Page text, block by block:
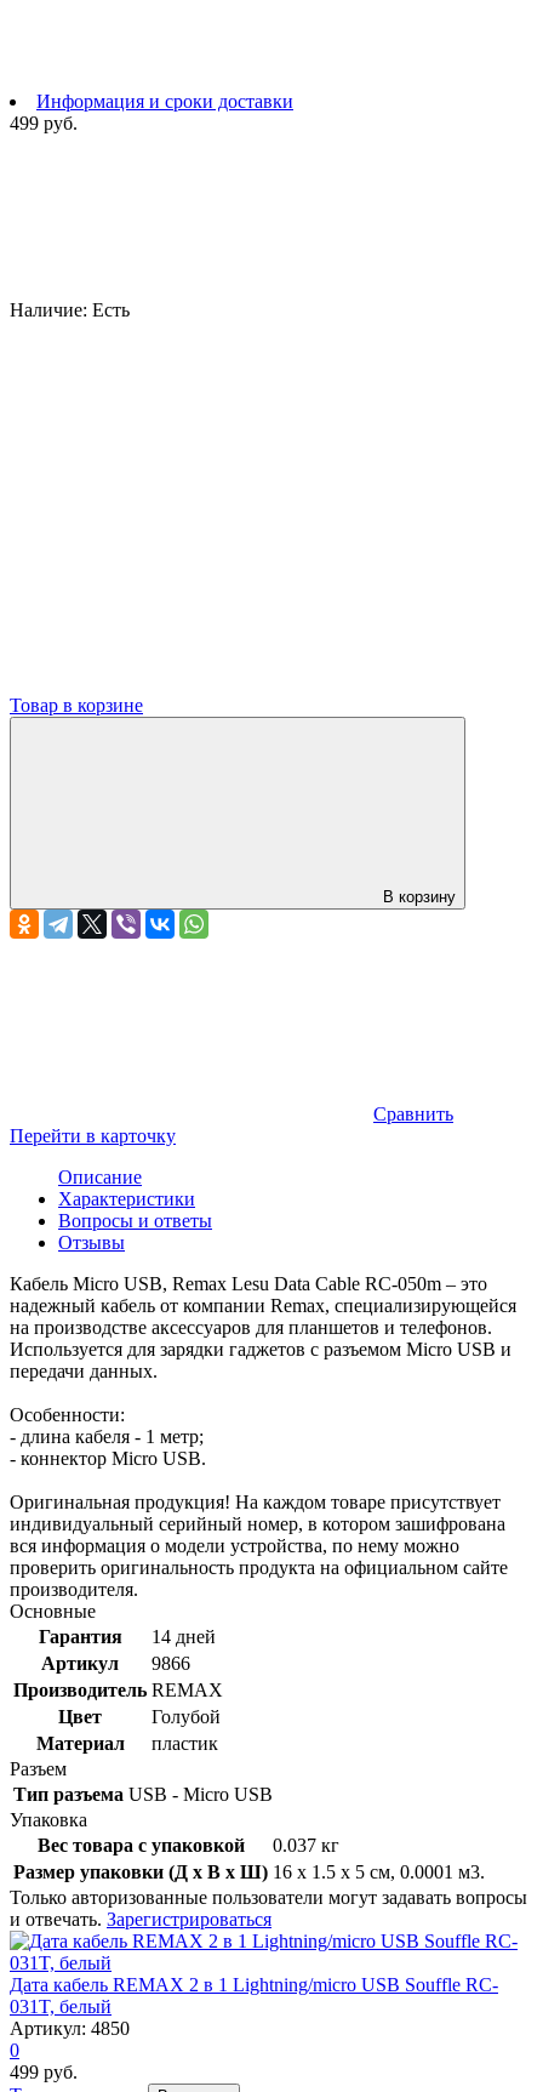
Информация и сроки доставки
499 руб.
Наличие: Есть
Товар в корзине
В корзину
Сравнить
Перейти в карточку
Описание
Характеристики
Вопросы и ответы
Отзывы
Кабель Micro USB, Remax Lesu Data Cable RC-050m – это
надежный кабель от компании Remax, специализирующейся
на производстве аксессуаров для планшетов и телефонов.
Используется для зарядки гаджетов с разъемом Micro USB и
передачи данных.
Особенности:
- длина кабеля - 1 метр;
- коннектор Micro USB.
Оригинальная продукция! На каждом товаре присутствует
индивидуальный серийный номер, в котором зашифрована
вся информация о модели устройства, по нему можно
проверить оригинальность продукта на официальном сайте
производителя.
Основные
Гарантия
14 дней
Артикул
9866
Производитель REMAX
Цвет
Голубой
Материал
пластик
Разъем
Тип разъема USB - Micro USB
Упаковка
Вес товара с упаковкой
0.037 кг
Размер упаковки (Д x В x Ш) 16 x 1.5 x 5 см, 0.0001 м3.
Только авторизованные пользователи могут задавать вопросы
и отвечать. Зарегистрироваться
Дата кабель REMAX 2 в 1 Lightning/micro USB Souffle RC-
031T, белый
Артикул: 4850
0
499 руб.